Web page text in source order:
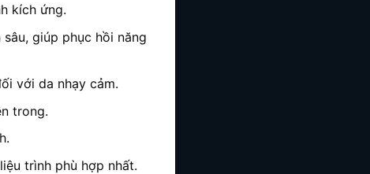
kích ứng.
giúp phục hồi năng
với da nhạy cảm.
trong.
trình phù hợp nhất.